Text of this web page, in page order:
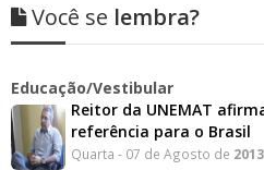
Você se lembra?
Educação/Vestibular
Reitor da UNEMAT
referência para o Brasil
Quarta - 07 de Agosto de 2013